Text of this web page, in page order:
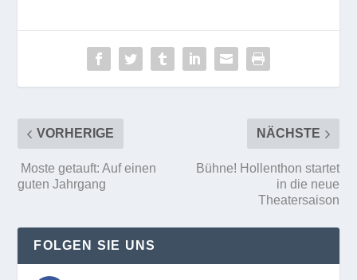
VORHERIGE
Moste getauft: Auf einen
guten Jahrgang
NÄCHSTE
Bühne! Hollenthon startet
in die neue
Theatersaison
FOLGEN SIE UNS